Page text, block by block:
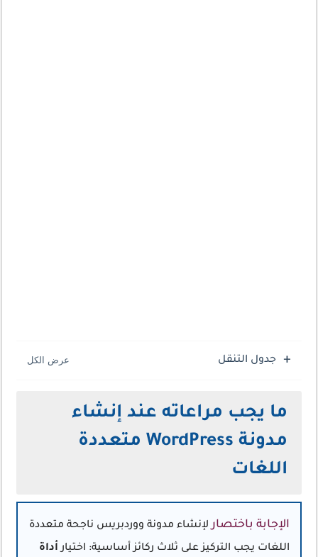
جدول التنقل
ما يجب مراعاته عند إنشاء
مدونة WordPress متعددة
اللغات
الإجابة باختصارلإنشاء مدونة ووردبريس ناجحة متعددة
اللغات يجب التركيز على ثلاث ركائز أساسية: اختيارأداة